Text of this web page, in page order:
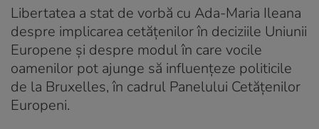
Libertatea a stat de vorbă cu Ada-Maria Ileana
despre implicarea cetățenilor în deciziile Uniunii
Europene și despre modul în care vocile
oamenilor pot ajunge să influențeze politicile
de la Bruxelles, în cadrul Panelului Cetățenilor
Europeni.